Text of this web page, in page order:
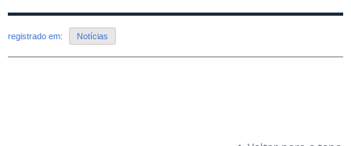
registrado em: Notícias